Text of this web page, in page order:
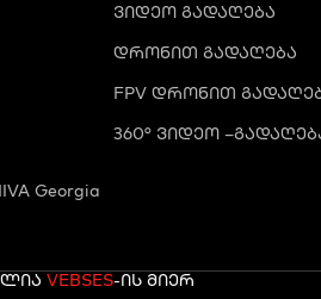
Georgia
ვიდეო გადაღება
დრონით გადაღება
FPV დრონით
360° ვიდეო
VEBSES-ის მიერ